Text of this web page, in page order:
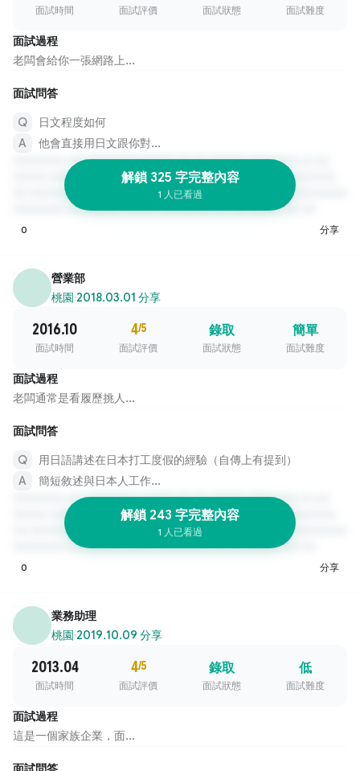
面試時間 面試評價 面試狀態 面試難度
面試過程
老闆會給你一張網路上...
面試問答
日文程度如何
他會直接用日文跟你對...
解鎖 325 字完整內容
1 人已看過
0 分享
營業部
桃園·2018.03.01 分享
2016.10
面試時間
4/5
面試評價
錄取
面試狀態
簡單
面試難度
面試過程
老闆通常是看履歷挑人...
面試問答
用日語講述在日本打工度假的經驗（自傳上有提到）
簡短敘述與日本人工作...
解鎖 243 字完整內容
1 人已看過
0 分享
業務助理
桃園·2019.10.09 分享
2013.04
面試時間
4/5
面試評價
錄取
面試狀態
低
面試難度
面試過程
這是一個家族企業，面...
面試問答